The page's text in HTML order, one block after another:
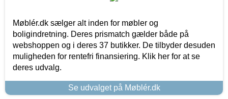
Møblér.dk sælger alt inden for møbler og
boligindretning. Deres prismatch gælder både på
webshoppen og i deres 37 butikker. De tilbyder desuden
muligheden for rentefri finansiering. Klik her for at se
deres udvalg.
Se udvalget på Møblér.dk